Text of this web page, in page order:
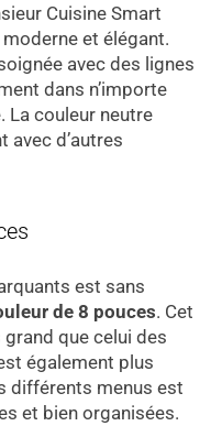
Cuisine Smart
et élégant.
avec des lignes
dans n’importe
La couleur neutre
avec d’autres
est sans
de 8 pouces. Cet
que celui des
également plus
différents menus est
et bien organisées.